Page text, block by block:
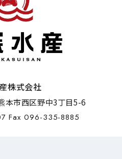
株式会社
本市西区野中3丁目5-6
Fax 096-335-8885